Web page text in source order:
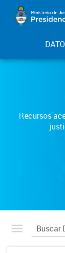
Recursos